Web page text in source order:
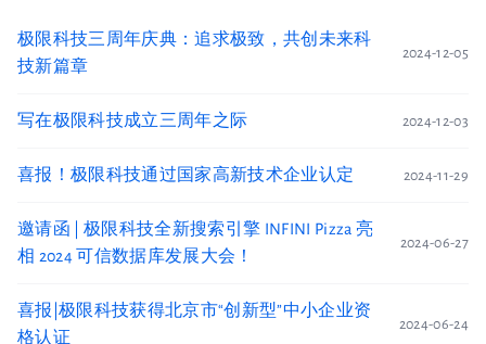
极限科技三周年庆典：追求极致，共创未来科
技新篇章
2024-12-05
写在极限科技成立三周年之际 2024-12-03
喜报！极限科技通过国家高新技术企业认定 2024-11-29
邀请函 | 极限科技全新搜索引擎 INFINI Pizza 亮
相 2024 可信数据库发展大会！
2024-06-27
喜报|极限科技获得北京市“创新型”中小企业资
格认证
2024-06-24